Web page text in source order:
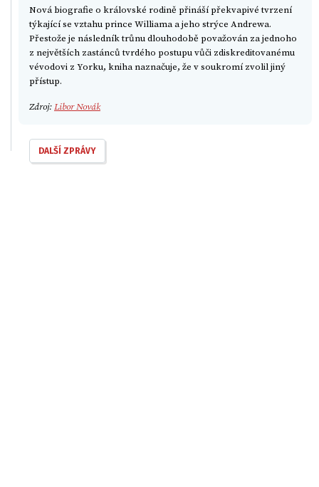
Nová biografie o královské rodině přináší překvapivé tvrzení
týkající se vztahu prince Williama a jeho strýce Andrewa.
Přestože je následník trůnu dlouhodobě považován za jednoho
z největších zastánců tvrdého postupu vůči zdiskreditovanému
vévodovi z Yorku, kniha naznačuje, že v soukromí zvolil jiný
přístup.
Zdroj:Libor Novák
DALŠÍ ZPRÁVY